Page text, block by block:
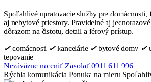
Spoľahlivé upratovacie služby pre
aj nebytové priestory. Pravidelné aj
dôrazom na čistotu, detail a férový prístup.
✔domácnosti ✔kancelárie ✔bytové domy ✔
tepovanie
Nezáväzne naceniť Zavolať 0911 611 996
Rýchla komunikácia Ponuka na mieru